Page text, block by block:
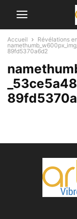
Accueil
Révélations
89fd5370a6d2